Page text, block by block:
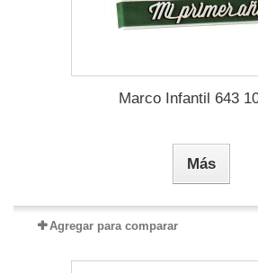
Marco Infantil 643
Más
Agregar para comparar